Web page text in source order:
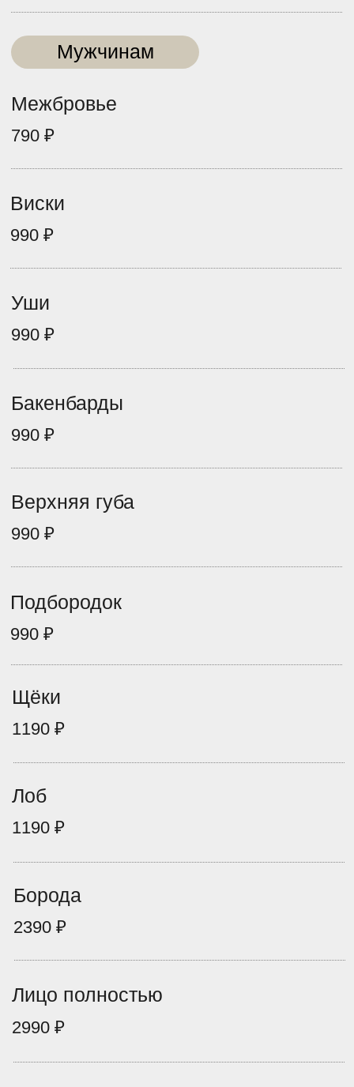
Руки полностью
3190 ₽
АБОНЕМЕНТЫ
скидка до 30% на процедуры